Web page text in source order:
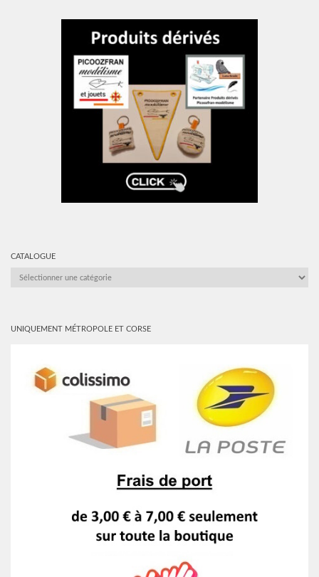
CATALOGUE
CATALOGUE
UNIQUEMENT MÉTROPOLE ET CORSE